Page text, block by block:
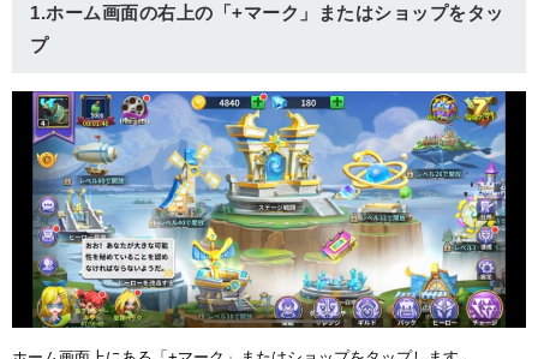
1.ホーム画面の右上の「+マーク」またはショップをタッ
プ